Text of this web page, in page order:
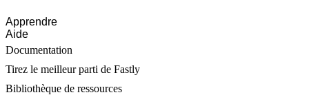
Apprendre
Aide
Documentation
Tirez le meilleur parti de Fastly
Bibliothèque de ressources